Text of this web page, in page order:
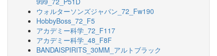
ウォルターソンズジャパン_72_Fw190
HobbyBoss_72_F5
アカデミー科学_72_F117
アカデミー科学_48_F8F
BANDAISPIRITS_30MM_アルトブラック